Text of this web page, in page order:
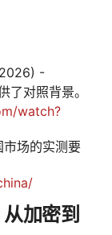
-
了对照背景。
watch?
场的实测要
加密到